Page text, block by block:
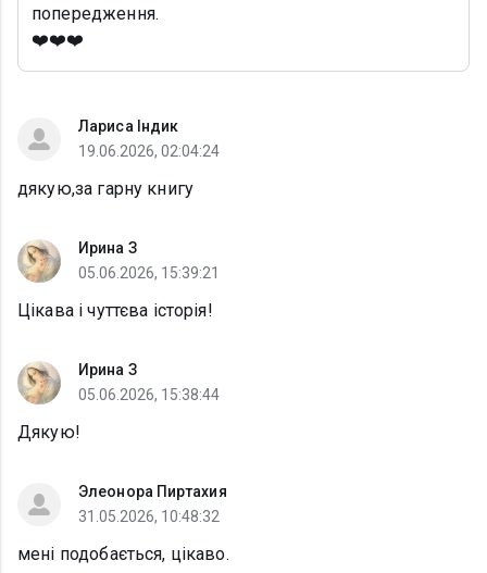
попередження.
❤️❤️❤️
Лариса Індик
19.06.2026, 02:04:24
дякую,за гарну книгу
Ирина З
05.06.2026, 15:39:21
Цікава і чуттєва історія!
Ирина З
05.06.2026, 15:38:44
Дякую!
Элеонора Пиртахия
31.05.2026, 10:48:32
мені подобається, цікаво.